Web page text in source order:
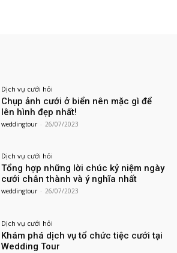
Dịch vụ cưới hỏi
Chụp ảnh cưới ở biển nên mặc gì để
lên hình đẹp nhất!
weddingtour - 26/07/2023
Dịch vụ cưới hỏi
Tổng hợp những lời chúc kỷ niệm ngày
cưới chân thành và ý nghĩa nhất
weddingtour - 26/07/2023
Dịch vụ cưới hỏi
Khám phá dịch vụ tổ chức tiệc cưới tại
Wedding Tour